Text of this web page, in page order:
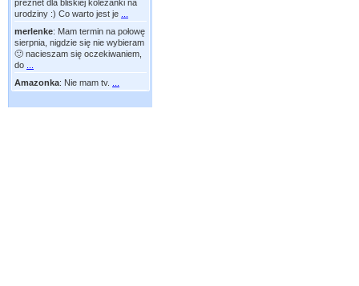
preznet dla bliskiej koleżanki na
urodziny :) Co warto jest je
merlenke: Mam termin na połowę
sierpnia, nigdzie się nie wybieram
🙂 nacieszam się oczekiwaniem,
do
Amazonka: Nie mam tv.